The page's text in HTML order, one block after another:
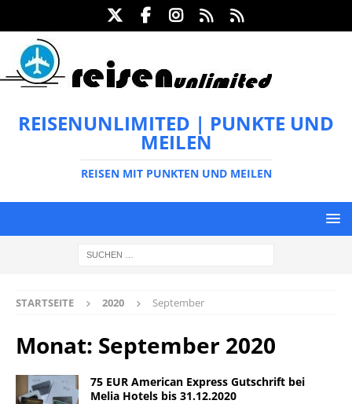
REISENUNLIMITED | PUNKTE UND
MEILEN
REISEN MIT PUNKTEN UND MEILEN
STARTSEITE 2020 September
Monat: September 2020
75 EUR American Express Gutschrift bei
Melia Hotels bis 31.12.2020